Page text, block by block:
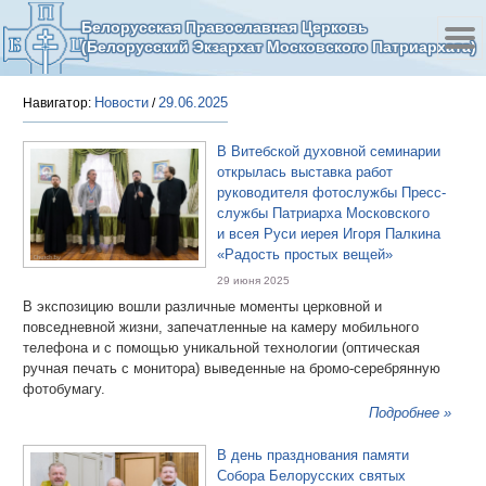
Белорусская Православная Церковь
(Белорусский Экзархат Московского Патриархата)
Навигатор: Новости /29.06.2025
В Витебской духовной семинарии
открылась выставка работ
руководителя фотослужбы Пресс-
службы Патриарха Московского
и всея Руси иерея Игоря Палкина
«Радость простых вещей»
29 июня 2025
В экспозицию вошли различные моменты церковной и
повседневной жизни, запечатленные на камеру мобильного
телефона и с помощью уникальной технологии (оптическая
ручная печать с монитора) выведенные на бромо-серебрянную
фотобумагу.
Подробнее »
В день празднования памяти
Собора Белорусских святых